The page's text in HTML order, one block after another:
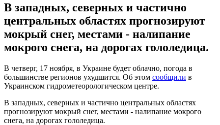
В западных, северных и частично
центральных областях прогнозируют
мокрый снег, местами - налипание
мокрого снега, на дорогах гололедица.
В четверг, 17 ноября, в Украине будет облачно, погода в
большинстве регионов ухудшится. Об этом сообщили в
Украинском гидрометеорологическом центре.
В западных, северных и частично центральных областях
прогнозируют мокрый снег, местами - налипание мокрого
снега, на дорогах гололедица.